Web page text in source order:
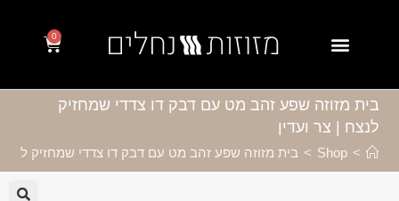
0
בית מזוזה שפע זהב מט עם דבק דו צדדי שמחזיק
לנצח | צר ועדין
>
Shop
> בית מזוזה שפע זהב מט עם דבק דו צדדי שמחזיק לנצח